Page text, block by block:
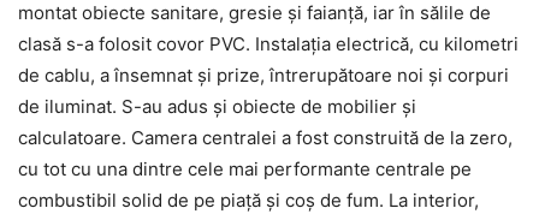
montat obiecte sanitare, gresie și faianță, iar în sălile de
clasă s-a folosit covor PVC. Instalația electrică, cu kilometri
de cablu, a însemnat și prize, întrerupătoare noi și corpuri
de iluminat. S-au adus și obiecte de mobilier și
calculatoare. Camera centralei a fost construită de la zero,
cu tot cu una dintre cele mai performante centrale pe
combustibil solid de pe piață și coș de fum. La interior,